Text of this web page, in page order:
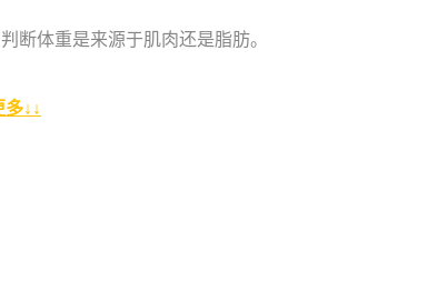
断体重是来源于肌肉还是脂肪。
↓↓